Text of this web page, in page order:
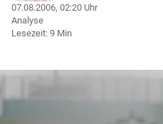
07.08.2006, 02:20 Uhr
Analyse
Lesezeit: 9 Min